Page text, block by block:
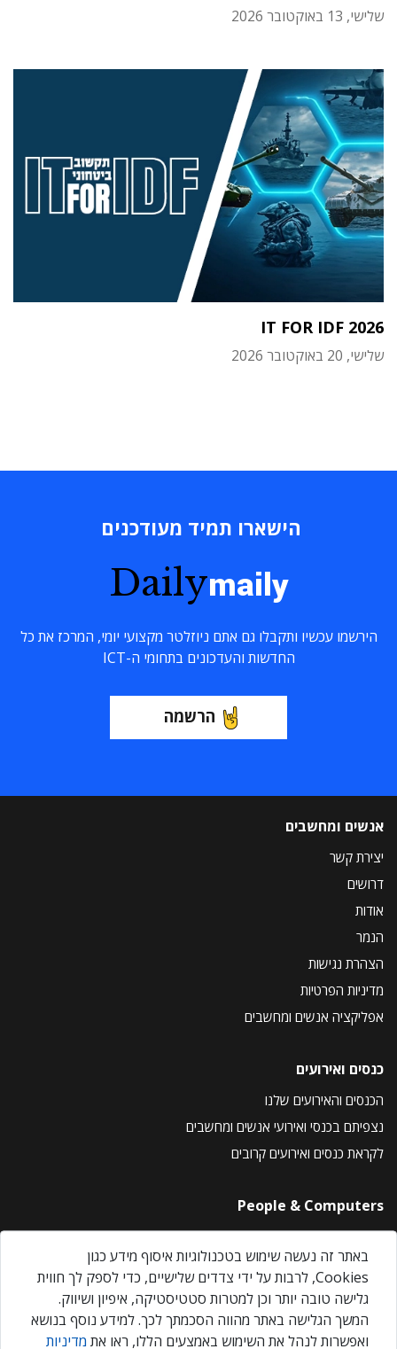
שלישי, 13 באוקטובר 2026
IT FOR IDF 2026
שלישי, 20 באוקטובר 2026
הישארו תמיד מעודכנים
Dailymaily
הירשמו עכשיו ותקבלו גם אתם ניוזלטר מקצועי יומי, המרכז את כל
החדשות והעדכונים בתחומי ה-ICT
הרשמה
אנשים ומחשבים
יצירת קשר
דרושים
אודות
הנמר
הצהרת נגישות
מדיניות הפרטיות
אפליקציה אנשים ומחשבים
כנסים ואירועים
הכנסים והאירועים שלנו
נצפיתם בכנסי ואירועי אנשים ומחשבים
לקראת כנסים ואירועים קרובים
People & Computers
About Us
Privacy Policy
Contact Us
Our Events
באתר זה נעשה שימוש בטכנולוגיות איסוף מידע כגון
Cookies, לרבות על ידי צדדים שלישיים, כדי לספק לך חווית
גלישה טובה יותר וכן למטרות סטטיסטיקה, איפיון ושיווק.
המשך הגלישה באתר מהווה הסכמתך לכך. למידע נוסף בנושא
ואפשרות לנהל את השימוש באמצעים הללו, ראו את מדיניות